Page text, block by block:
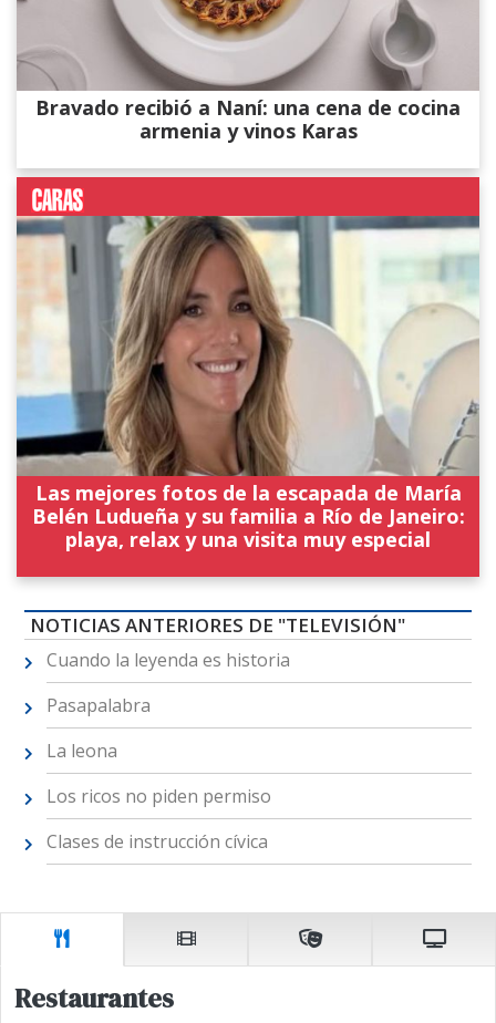
Bravado recibió a Naní: una cena de cocina
armenia y vinos Karas
Las mejores fotos de la escapada de María
Belén Ludueña y su familia a Río de Janeiro:
playa, relax y una visita muy especial
NOTICIAS ANTERIORES DE "TELEVISIÓN"
Cuando la leyenda es historia
Pasapalabra
La leona
Los ricos no piden permiso
Clases de instrucción cívica
Restaurantes